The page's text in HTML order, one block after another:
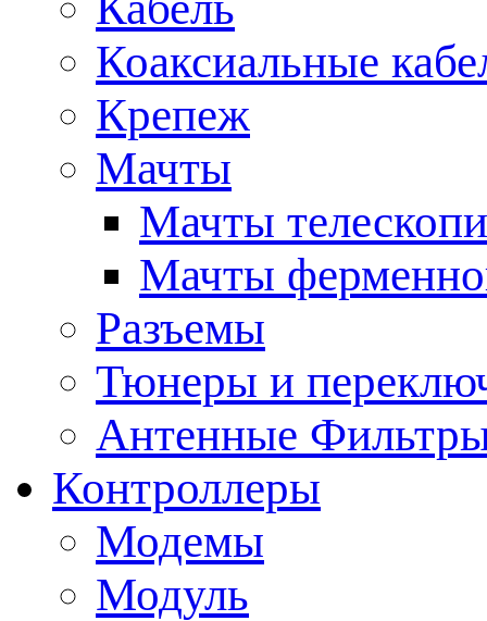
Коаксиальные
Крепеж
Мачты
Мачты
Мачты
Разъемы
Тюнеры и
Антенные
Контроллеры
Модемы
Модуль